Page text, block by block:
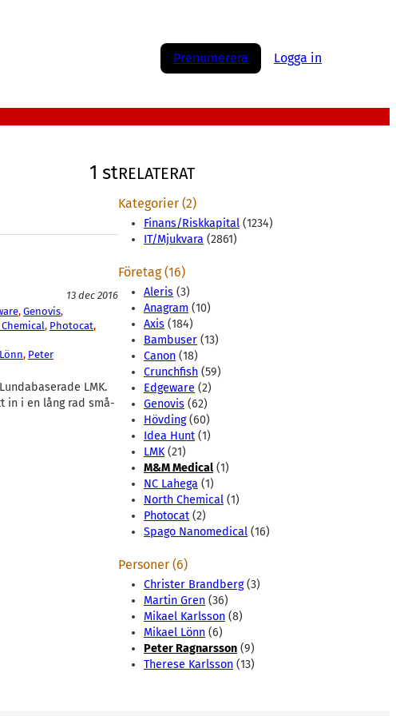
Prenumerera Logga in
1 st
13 dec 2016
, Genovis
, Photocat
, Peter
LMK.
in i en lång rad små-
RELATERAT
Kategorier (2)
Finans/Riskkapital (1234)
IT/Mjukvara (2861)
Företag (16)
Aleris (3)
Anagram (10)
Axis (184)
Bambuser (13)
Canon (18)
Crunchfish (59)
Edgeware (2)
Genovis (62)
Hövding(60)
Idea Hunt (1)
LMK(21)
M&M Medical(1)
NC Lahega (1)
North Chemical (1)
Photocat (2)
Spago Nanomedical (16)
Personer (6)
Christer Brandberg(3)
Martin Gren (36)
Mikael Karlsson (8)
Mikael Lönn (6)
Peter Ragnarsson (9)
Therese Karlsson (13)